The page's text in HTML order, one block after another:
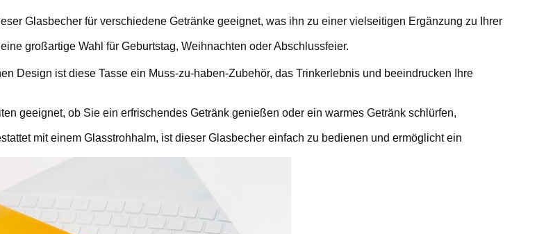
Glasbecher für verschiedene Getränke geeignet, was ihn zu einer vielseitigen Ergänzung zu Ihrer
großartige Wahl für Geburtstag, Weihnachten oder Abschlussfeier.
Design ist diese Tasse ein Muss-zu-haben-Zubehör, das Trinkerlebnis und beeindrucken Ihre
geeignet, ob Sie ein erfrischendes Getränk genießen oder ein warmes Getränk schlürfen,
mit einem Glasstrohhalm, ist dieser Glasbecher einfach zu bedienen und ermöglicht ein